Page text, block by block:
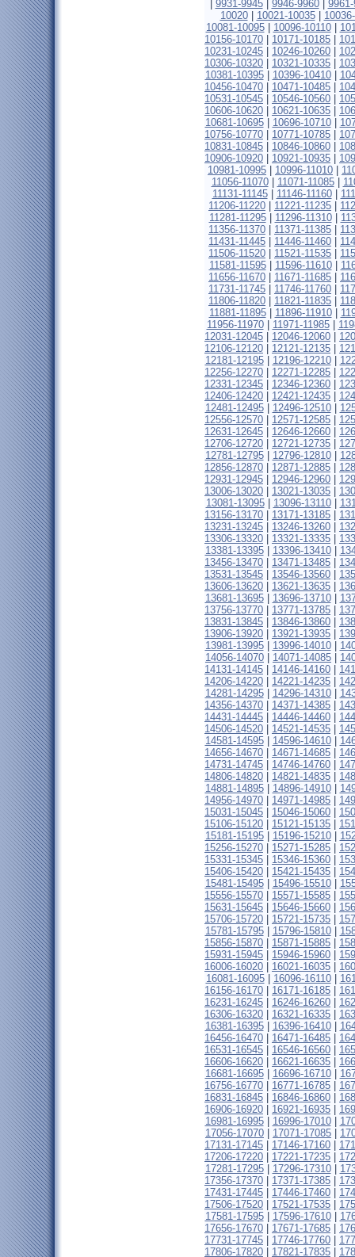
9931-9945| 9946-9960|
10020| 10021-10035|
10081-10095| 10096-10110|
10156-10170
10171-10185
10231-10245
10246-10260
10306-10320
10321-10335
10381-10395| 10396-10410|
10456-10470
10471-10485
10531-10545
10546-10560
10606-10620
10621-10635
10681-10695| 10696-10710|
10756-10770
10771-10785
10831-10845
10846-10860
10906-10920
10921-10935
10981-10995
10996-11010
11056-11070| 11071-11085|
11131-11145| 11146-11160|
11206-11220
11221-11235
11281-11295| 11296-11310|
11356-11370
11371-11385
11431-11445
11446-11460
11506-11520
11521-11535
11581-11595| 11596-11610|
11656-11670
11671-11685
11731-11745
11746-11760
11806-11820
11821-11835
11881-11895| 11896-11910|
11956-11970| 11971-11985|
12031-12045
12046-12060
12106-12120
12121-12135
12181-12195| 12196-12210|
12256-12270
12271-12285
12331-12345
12346-12360
12406-12420
12421-12435
12481-12495| 12496-12510|
12556-12570
12571-12585
12631-12645
12646-12660
12706-12720
12721-12735
12781-12795| 12796-12810|
12856-12870
12871-12885
12931-12945
12946-12960
13006-13020
13021-13035
13081-13095| 13096-13110|
13156-13170
13171-13185
13231-13245
13246-13260
13306-13320
13321-13335
13381-13395| 13396-13410|
13456-13470
13471-13485
13531-13545
13546-13560
13606-13620
13621-13635
13681-13695| 13696-13710|
13756-13770
13771-13785
13831-13845
13846-13860
13906-13920
13921-13935
13981-13995| 13996-14010|
14056-14070
14071-14085
14131-14145
14146-14160
14206-14220
14221-14235
14281-14295| 14296-14310|
14356-14370
14371-14385
14431-14445
14446-14460
14506-14520
14521-14535
14581-14595| 14596-14610|
14656-14670
14671-14685
14731-14745
14746-14760
14806-14820
14821-14835
14881-14895| 14896-14910|
14956-14970
14971-14985
15031-15045
15046-15060
15106-15120
15121-15135
15181-15195| 15196-15210|
15256-15270
15271-15285
15331-15345
15346-15360
15406-15420
15421-15435
15481-15495| 15496-15510|
15556-15570
15571-15585
15631-15645
15646-15660
15706-15720
15721-15735
15781-15795| 15796-15810|
15856-15870
15871-15885
15931-15945
15946-15960
16006-16020
16021-16035
16081-16095| 16096-16110|
16156-16170
16171-16185
16231-16245
16246-16260
16306-16320
16321-16335
16381-16395| 16396-16410|
16456-16470
16471-16485
16531-16545
16546-16560
16606-16620
16621-16635
16681-16695| 16696-16710|
16756-16770
16771-16785
16831-16845
16846-16860
16906-16920
16921-16935
16981-16995| 16996-17010|
17056-17070
17071-17085
17131-17145
17146-17160
17206-17220
17221-17235
17281-17295| 17296-17310|
17356-17370
17371-17385
17431-17445
17446-17460
17506-17520
17521-17535
17581-17595| 17596-17610|
17656-17670
17671-17685
17731-17745
17746-17760
17806-17820
17821-17835